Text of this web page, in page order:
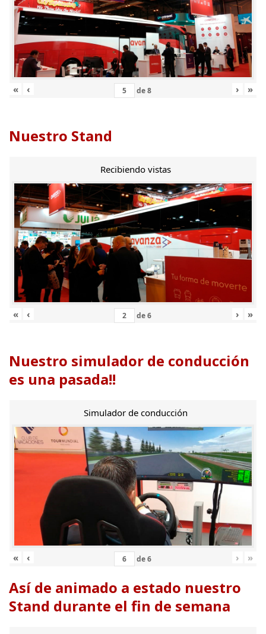
« ‹ de8 › »
Nuestro Stand
Recibiendo vistas
« ‹ de6 › »
Nuestro simulador de conducción
es una pasada!!
Simulador de conducción
« ‹ de6 › »
Así de animado a estado nuestro
Stand durante el fin de semana